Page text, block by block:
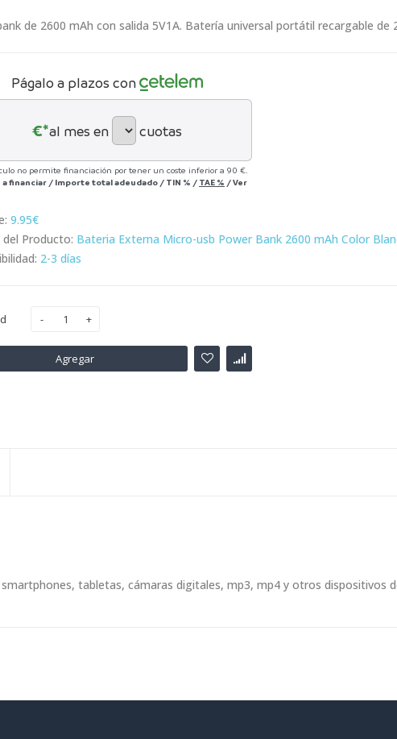
de 2600 mAh con salida 5V1A. Batería universal portátil recargable de
Págalo a plazos con
€*al mes en cuotas
no permite financiación por tener un coste inferior a 90 €.
financiar / Importe total adeudado / TIN % / TAE % /Ver
9.95€
Producto: Bateria Externa Micro-usb Power Bank 2600 mAh Color
2-3 días
Agregar
tabletas, cámaras digitales, mp3, mp4 y otros dispositivos